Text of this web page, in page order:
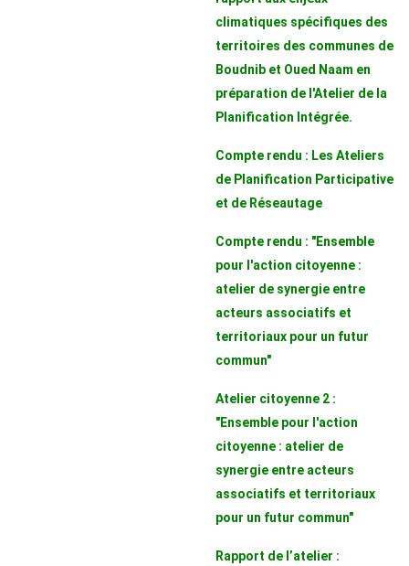
climatiques spécifiques des
territoires des communes de
Boudnib et Oued Naam en
préparation de l'Atelier de la
Planification Intégrée.
Compte rendu : Les Ateliers
de Planification Participative
et de Réseautage
Compte rendu : "Ensemble
pour l'action citoyenne :
atelier de synergie entre
acteurs associatifs et
territoriaux pour un futur
commun"
Atelier citoyenne 2 :
"Ensemble pour l'action
citoyenne : atelier de
synergie entre acteurs
associatifs et territoriaux
pour un futur commun"
Rapport de l’atelier :